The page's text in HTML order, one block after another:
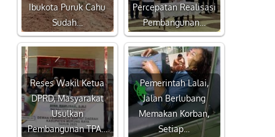
Ibukota Puruk Cahu
Sudah…
Percepatan Realisasi
Pembangunan…
Reses Wakil Ketua
DPRD, Masyarakat
Usulkan
Pembangunan TPA…
Pemerintah Lalai,
Jalan Berlubang
Memakan Korban,
Setiap…